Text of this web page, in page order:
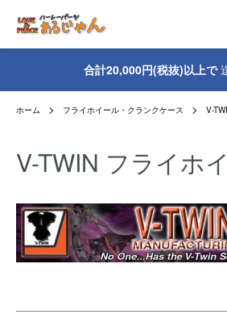
合計20,000円(税抜)以上で
ホーム フライホイール・クランクケース V-
V-TWIN フライホ